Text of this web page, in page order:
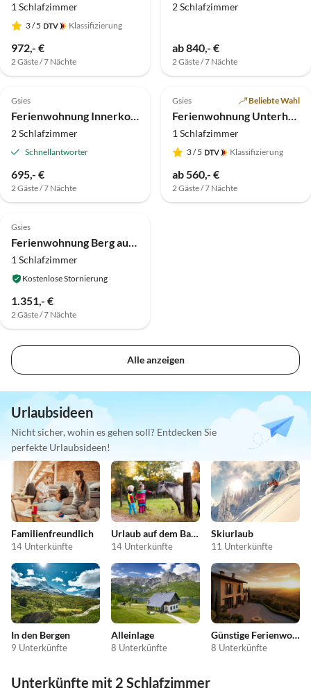
1 Schlafzimmer
3/ 5 Klassifizierung
972,- €
2 Gäste / 7 Nächte
2 Schlafzimmer
ab 840,- €
2 Gäste / 7 Nächte
5.0 (4)
Gsies
Ferienwohnung Innerkohlerhof
2 Schlafzimmer
Schnellantworter
695,- €
2 Gäste / 7 Nächte
5.0 (2)
Gsies Beliebte Wahl
Ferienwohnung Unterhabererhof
1 Schlafzimmer
3/ 5 Klassifizierung
ab 560,- €
2 Gäste / 7 Nächte
Gsies
Ferienwohnung Berg auf dem Bauernhof
1 Schlafzimmer
Kostenlose Stornierung
1.351,- €
2 Gäste / 7 Nächte
Alle anzeigen
Urlaubsideen
Nicht sicher, wohin es gehen soll? Entdecken Sie
perfekte Urlaubsideen!
Familienfreundlich
14 Unterkünfte
Urlaub auf dem Bauernhof
14 Unterkünfte
Skiurlaub
11 Unterkünfte
In den Bergen
9 Unterkünfte
Alleinlage
8 Unterkünfte
Günstige Ferienwohnungen
8 Unterkünfte
Unterkünfte mit 2 Schlafzimmer